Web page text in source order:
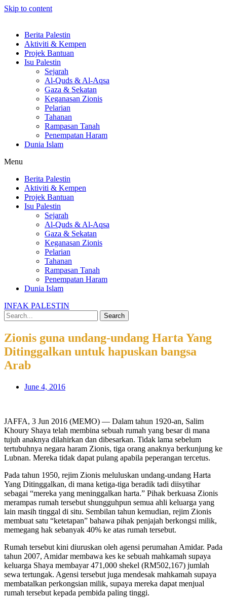
Skip to content
Berita Palestin
Aktiviti & Kempen
Projek Bantuan
Isu Palestin
Sejarah
Al-Quds & Al-Aqsa
Gaza & Sekatan
Keganasan Zionis
Pelarian
Tahanan
Rampasan Tanah
Penempatan Haram
Dunia Islam
Menu
Berita Palestin
Aktiviti & Kempen
Projek Bantuan
Isu Palestin
Sejarah
Al-Quds & Al-Aqsa
Gaza & Sekatan
Keganasan Zionis
Pelarian
Tahanan
Rampasan Tanah
Penempatan Haram
Dunia Islam
INFAK PALESTIN
Search
Zionis guna undang-undang Harta Yang
Ditinggalkan untuk hapuskan bangsa
Arab
June 4, 2016
JAFFA, 3 Jun 2016 (MEMO) — Dalam tahun 1920-an, Salim
Khoury Shaya telah membina sebuah rumah yang besar di mana
tujuh anaknya dilahirkan dan dibesarkan. Tidak lama sebelum
tertubuhnya negara haram Zionis, tiga orang anaknya berkunjung ke
Lubnan. Mereka tidak dapat pulang apabila peperangan tercetus.
Pada tahun 1950, rejim Zionis meluluskan undang-undang Harta
Yang Ditinggalkan, di mana ketiga-tiga beradik tadi diisytihar
sebagai “mereka yang meninggalkan harta.” Pihak berkuasa Zionis
merampas rumah tersebut shungguhpun semua ahli keluarga yang
lain masih tinggal di situ. Sembilan tahun kemudian, rejim Zionis
membuat satu “ketetapan” bahawa pihak penjajah berkongsi milik,
memegang hak sebanyak 40% ke atas rumah tersebut.
Rumah tersebut kini diuruskan oleh agensi perumahan Amidar. Pada
tahun 2007, Amidar membawa kes ke sebuah mahkamah supaya
keluarga Shaya membayar 471,000 shekel (RM502,167) jumlah
sewa tertungak. Agensi tersebut juga mendesak mahkamah supaya
membatalkan perkongsian milik, supaya mereka dapat menjual
rumah tersebut kepada pembida paling tinggi.